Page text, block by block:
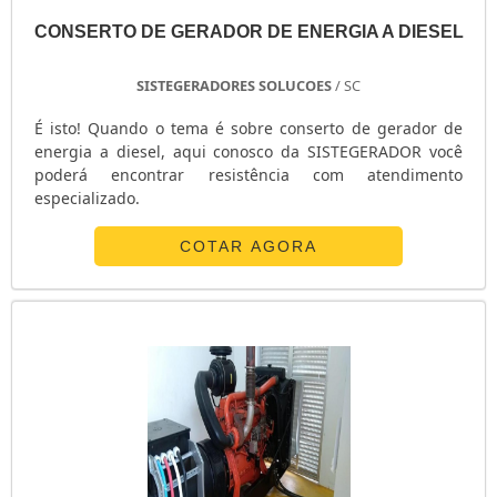
GERADOR 2 5KVA
GERADOR 150 KVA
GERADOR 150 KVA PREÇO
GERADOR 1200W
GERADOR 12 KVA
GERADOR 10KVA DIESEL
FORNECEDOR DE GRUPO GERADOR GASOLINA
FABRICANTES DE GERADORES DE ENERGIA ELÉTRICA
CONSERTO DE GERADOR DE ENERGIA A DIESEL
SISTEGERADORES SOLUCOES/ SC
É isto! Quando o tema é sobre conserto de gerador de
energia a diesel, aqui conosco da SISTEGERADOR você
poderá encontrar resistência com atendimento
especializado.
COTAR AGORA